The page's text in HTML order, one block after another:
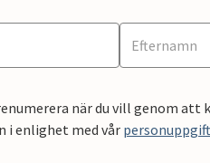
när du vill genom att
i enlighet med vår